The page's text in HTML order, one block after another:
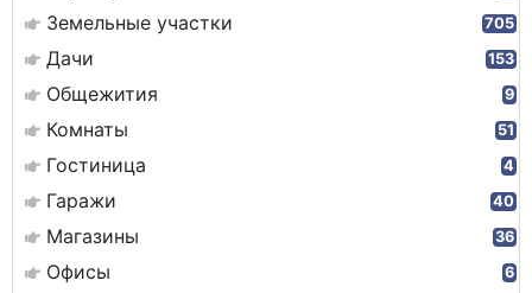
Земельные участки 705
Дачи 153
Общежития 9
Комнаты 51
Гостиница 4
Гаражи 40
Магазины 36
Офисы 6